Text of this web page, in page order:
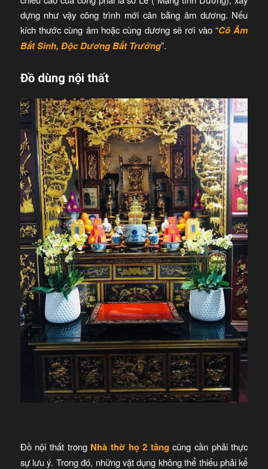
dựng như vậy công trình mới cân bằng âm dương. Nếu
kích thước cùng âm hoặc cùng dương sẽ rơi vào “Cô Âm
Bất Sinh, Độc Dương Bất Trưởng”.
Đồ dùng nội thất
Đồ nội thất trong Nhà thờ họ 2 tầngcũng cần phải thực
sự lưu ý. Trong đó, những vật dụng không thể thiếu phải kể